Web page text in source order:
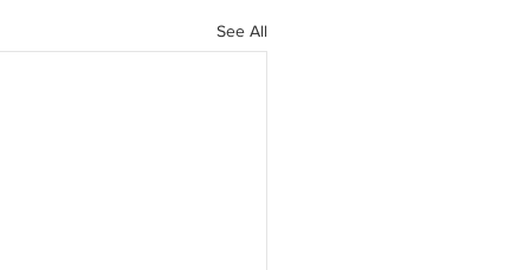
See All